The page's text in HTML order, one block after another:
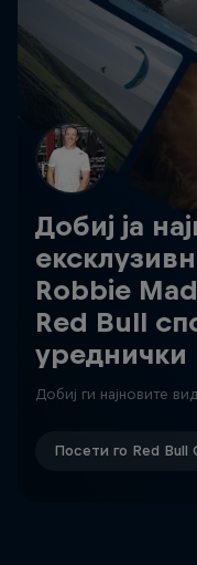
Добиј ја
Robbie
Red Bull
уреднички
Добиј ги најновите
Посети го Red Bull